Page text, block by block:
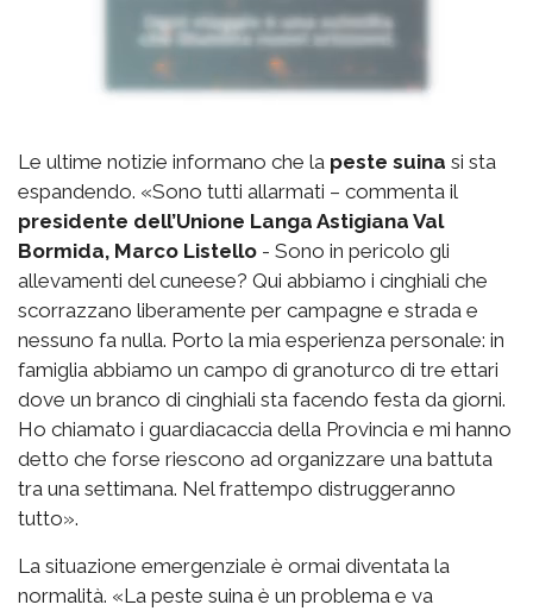
Le ultime notizie informano che la peste suina si sta
espandendo. «Sono tutti allarmati – commenta il
presidente dell’Unione Langa Astigiana Val
Bormida, Marco Listello - Sono in pericolo gli
allevamenti del cuneese? Qui abbiamo i cinghiali che
scorrazzano liberamente per campagne e strada e
nessuno fa nulla. Porto la mia esperienza personale: in
famiglia abbiamo un campo di granoturco di tre ettari
dove un branco di cinghiali sta facendo festa da giorni.
Ho chiamato i guardiacaccia della Provincia e mi hanno
detto che forse riescono ad organizzare una battuta
tra una settimana. Nel frattempo distruggeranno
tutto».
La situazione emergenziale è ormai diventata la
normalità. «La peste suina è un problema e va